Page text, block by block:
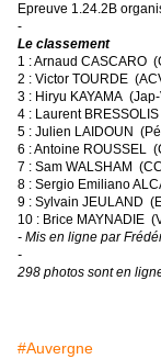
Epreuve 1.24.2B
-
Le classement
1 : Arnaud CASCARO
2 : Victor TOURDE
3 : Hiryu KAYAMA
4 : Laurent
5 : Julien LAIDOUN
6 : Antoine ROUSSEL
7 : Sam WALSHAM
8 : Sergio Emiliano
9 : Sylvain JEULAND
10 : Brice MAYNADIE
- Mis en ligne par
-
298 photos sont en
#Auvergne